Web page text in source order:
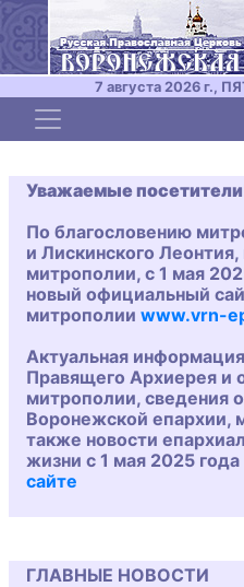
7 августа 2026 г.,
Toggle navigation
Уважаемые
По благословению
и Лискинского
митрополии, с 1 мая
новый официальный
митрополии www.vrn-
Актуальная
Правящего Архиерея и
митрополии, сведения
Воронежской епархии,
также новости
жизни с 1 мая 2025
сайте
ГЛАВНЫЕ НОВОСТИ